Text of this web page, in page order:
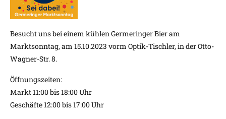
Besucht uns bei einem kühlen Germeringer Bier am
Marktsonntag, am 15.10.2023 vorm Optik-Tischler, in der Otto-
Wagner-Str. 8.
Öffnungszeiten:
Markt 11:00 bis 18:00 Uhr
Geschäfte 12:00 bis 17:00 Uhr